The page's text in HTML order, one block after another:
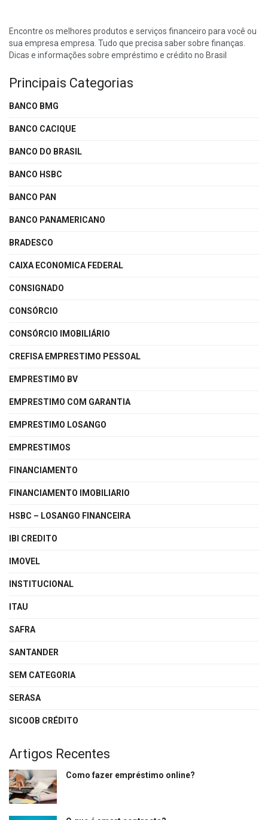
Encontre os melhores produtos e serviços financeiro para você ou
sua empresa empresa. Tudo que precisa saber sobre finanças.
Dicas e informações sobre empréstimo e crédito no Brasil
Principais Categorias
BANCO BMG
BANCO CACIQUE
BANCO DO BRASIL
BANCO HSBC
BANCO PAN
BANCO PANAMERICANO
BRADESCO
CAIXA ECONOMICA FEDERAL
CONSIGNADO
CONSÓRCIO
CONSÓRCIO IMOBILIÁRIO
CREFISA EMPRESTIMO PESSOAL
EMPRESTIMO BV
EMPRESTIMO COM GARANTIA
EMPRESTIMO LOSANGO
EMPRESTIMOS
FINANCIAMENTO
FINANCIAMENTO IMOBILIARIO
HSBC – LOSANGO FINANCEIRA
IBI CREDITO
IMOVEL
INSTITUCIONAL
ITAU
SAFRA
SANTANDER
SEM CATEGORIA
SERASA
SICOOB CRÉDITO
Artigos Recentes
Como fazer empréstimo online?